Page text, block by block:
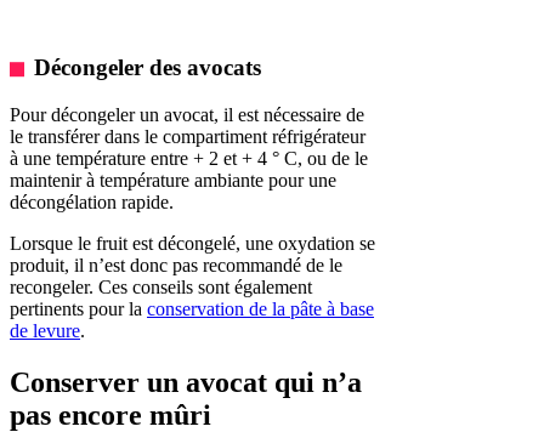
Décongeler des avocats
Pour décongeler un avocat, il est nécessaire de
le transférer dans le compartiment réfrigérateur
à une température entre + 2 et + 4 ° C, ou de le
maintenir à température ambiante pour une
décongélation rapide.
Lorsque le fruit est décongelé, une oxydation se
produit, il n’est donc pas recommandé de le
recongeler. Ces conseils sont également
pertinents pour la conservation de la pâte à base
de levure.
Conserver un avocat qui n’a
pas encore mûri